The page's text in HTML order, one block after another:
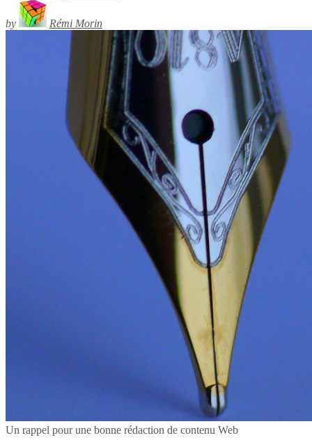
by Rémi Morin
Un rappel pour une bonne rédaction de contenu Web